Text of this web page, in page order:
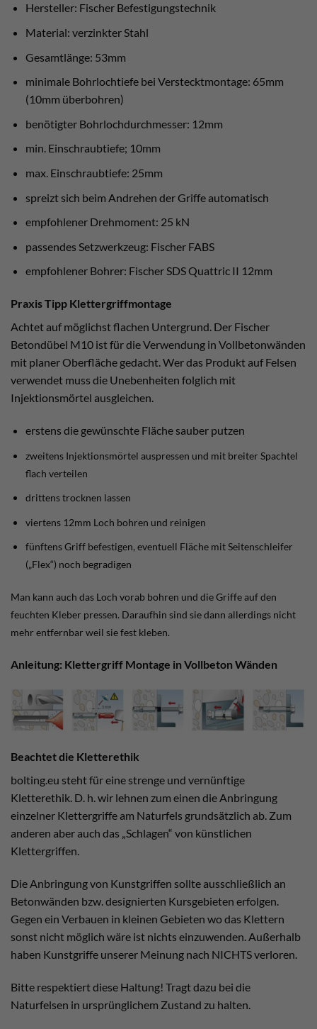
Hersteller: Fischer Befestigungstechnik
Material: verzinkter Stahl
Gesamtlänge: 53mm
minimale Bohrlochtiefe bei Verstecktmontage: 65mm
(10mm überbohren)
benötigter Bohrlochdurchmesser: 12mm
min. Einschraubtiefe; 10mm
max. Einschraubtiefe: 25mm
spreizt sich beim Andrehen der Griffe automatisch
empfohlener Drehmoment: 25 kN
passendes Setzwerkzeug: Fischer FABS
empfohlener Bohrer: Fischer SDS Quattric II 12mm
Praxis Tipp Klettergriffmontage
Achtet auf möglichst flachen Untergrund. Der Fischer
Betondübel M10 ist für die Verwendung in Vollbetonwänden
mit planer Oberfläche gedacht. Wer das Produkt auf Felsen
verwendet muss die Unebenheiten folglich mit
Injektionsmörtel ausgleichen.
erstens die gewünschte Fläche sauber putzen
zweitens Injektionsmörtel auspressen und mit breiter Spachtel
flach verteilen
drittens trocknen lassen
viertens 12mm Loch bohren und reinigen
fünftens Griff befestigen, eventuell Fläche mit Seitenschleifer
(„Flex“) noch begradigen
Man kann auch das Loch vorab bohren und die Griffe auf den
feuchten Kleber pressen. Daraufhin sind sie dann allerdings nicht
mehr entfernbar weil sie fest kleben.
Anleitung: Klettergriff Montage in Vollbeton Wänden
Beachtet die Kletterethik
bolting.eu steht für eine strenge und vernünftige
Kletterethik. D. h. wir lehnen zum einen die Anbringung
einzelner Klettergriffe am Naturfels grundsätzlich ab. Zum
anderen aber auch das „Schlagen“ von künstlichen
Klettergriffen.
Die Anbringung von Kunstgriffen sollte ausschließlich an
Betonwänden bzw. designierten Kursgebieten erfolgen.
Gegen ein Verbauen in kleinen Gebieten wo das Klettern
sonst nicht möglich wäre ist nichts einzuwenden. Außerhalb
haben Kunstgriffe unserer Meinung nach NICHTS verloren.
Bitte respektiert diese Haltung! Tragt dazu bei die
Naturfelsen in ursprünglichem Zustand zu halten.